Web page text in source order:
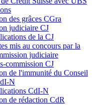
des grâces CGra
judiciaire CJ
de la CJ
mis au concours par la
judiciaire
commission CJ
de l'immunité du Conseil
N
CdI-N
de rédaction CdR